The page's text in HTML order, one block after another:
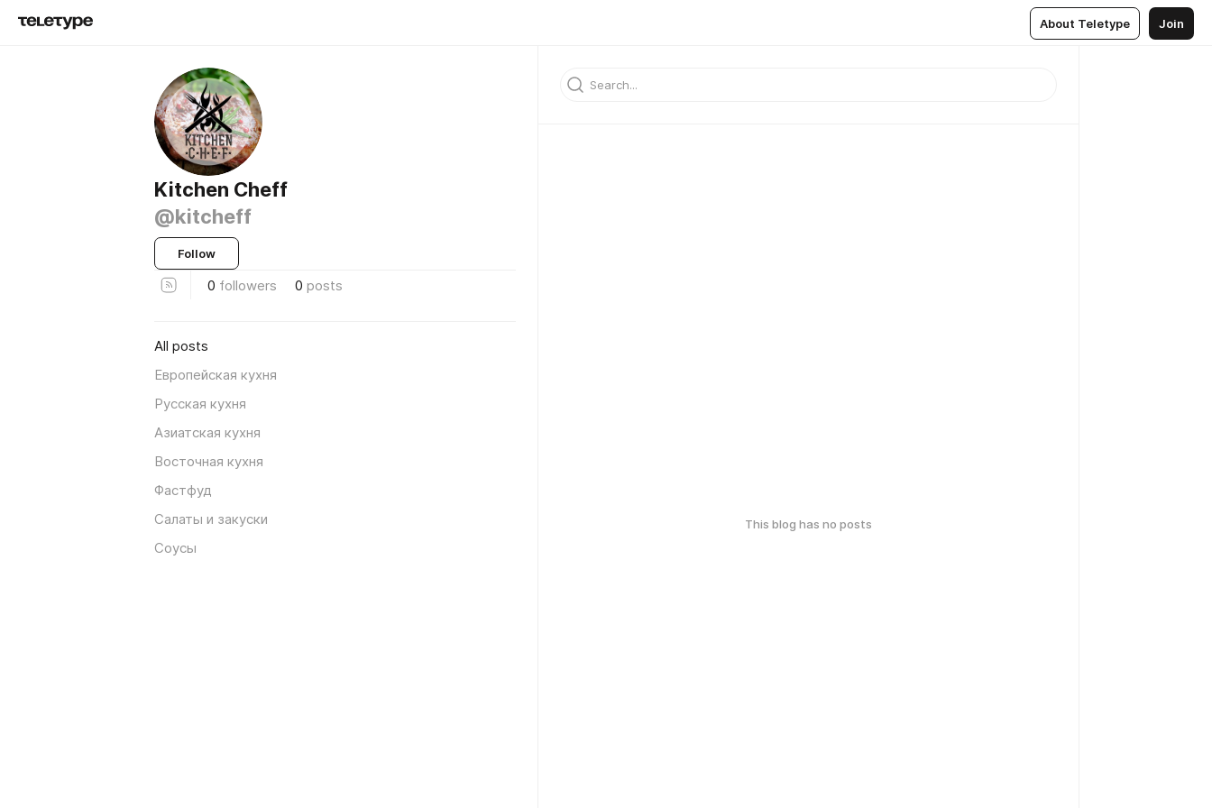
About Teletype Join
Kitchen Cheff
@kitcheff
Follow
0 followers 0 posts
All posts
Европейская кухня
Русская кухня
Азиатская кухня
Восточная кухня
Фастфуд
Салаты и закуски
Соусы
This blog has no posts